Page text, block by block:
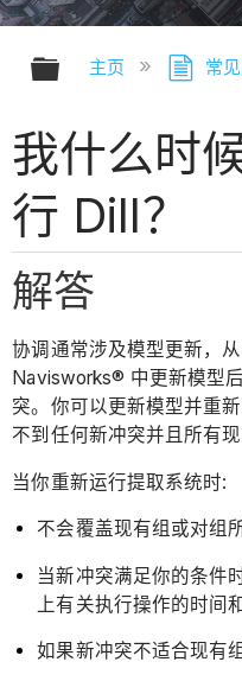
扩展/隐缩全
主页 常
我什么时
行 Dill？
解答
协调通常涉及模型更新，
Navisworks® 中更新模型
突。你可以更新模型并重
不到任何新冲突并且所有
当你重新运行提取系统时:
不会覆盖现有组或对组
当新冲突满足你的条件
上有关执行操作的时间
如果新冲突不适合现有